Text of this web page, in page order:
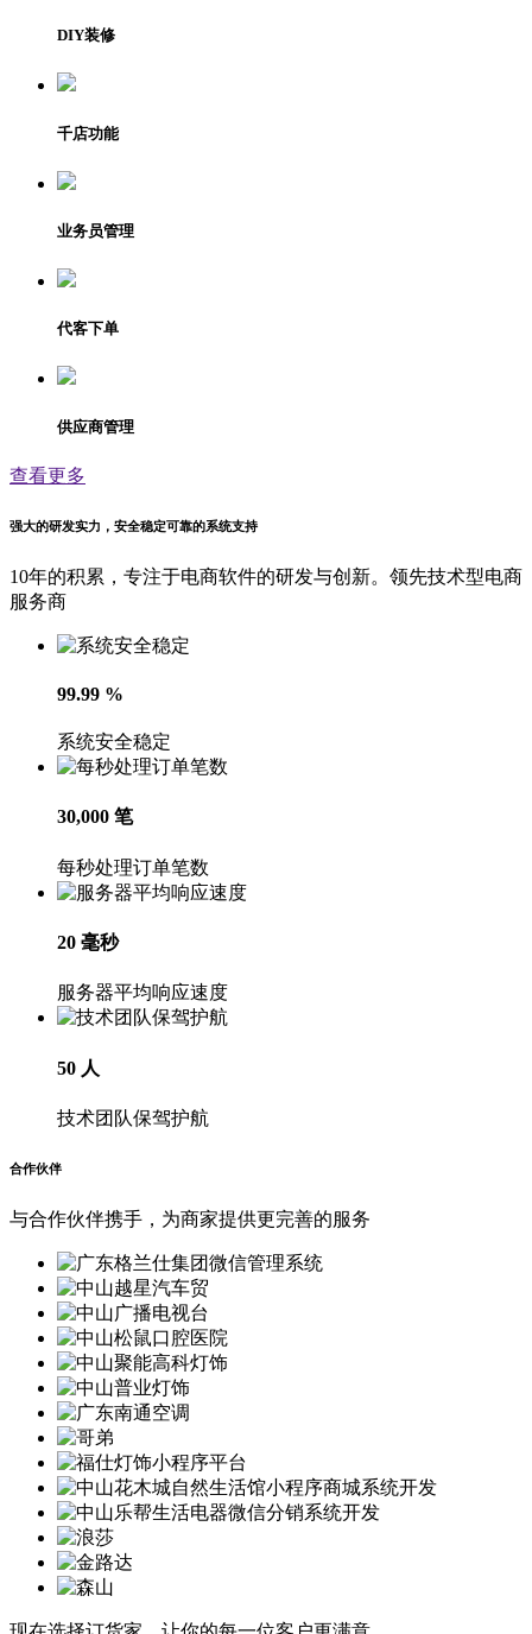
DIY装修
千店功能
业务员管理
代客下单
供应商管理
查看更多
强大的研发实力，安全稳定可靠的系统支持
10年的积累，专注于电商软件的研发与创新。领先技术型电商
服务商
99.99 %
系统安全稳定
30,000 笔
每秒处理订单笔数
20 毫秒
服务器平均响应速度
50 人
技术团队保驾护航
合作伙伴
与合作伙伴携手，为商家提供更完善的服务